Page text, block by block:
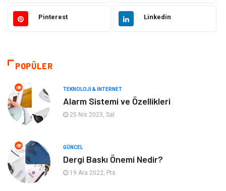
Güzellik & Bakım Otomotiv
Tatil
Bilgisayar & Yazılım Genel Kültür
Mobilya
Plaka Tanıma Sistemleri Hediyelik Eşya
Pinterest Linkedin
POPÜLER
TEKNOLOJI & İNTERNET
Alarm Sistemi ve Özellikleri
25 Nis 2023, Sal
GÜNCEL
Dergi Baskı Önemi Nedir?
19 Ara 2022, Pts